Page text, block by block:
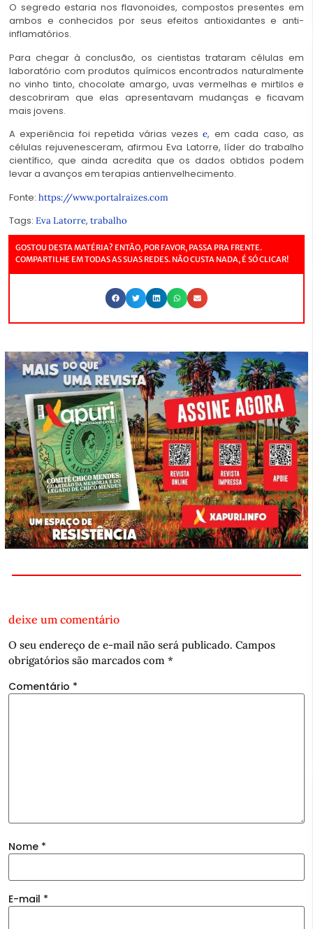
O segredo estaria nos flavonoides, compostos presentes em
ambos e conhecidos por seus efeitos antioxidantes e anti-
inflamatórios.
Para chegar à conclusão, os cientistas trataram células em
laboratório com produtos químicos encontrados naturalmente
no vinho tinto, chocolate amargo, uvas vermelhas e mirtilos e
descobriram que elas apresentavam mudanças e ficavam
mais jovens.
A experiência foi repetida várias vezese, em cada caso, as
células rejuvenesceram, afirmou Eva Latorre, líder do trabalho
científico, que ainda acredita que os dados obtidos podem
levar a avanços em terapias antienvelhecimento.
Fonte: https://www.portalraizes.com
Tags: Eva Latorre, trabalho
GOSTOU DESTA MATÉRIA? ENTÃO, POR FAVOR, PASSA PRA FRENTE.
COMPARTILHE EM TODAS AS SUAS REDES. NÃO CUSTA NADA, É SÓ CLICAR!
deixe um comentário
O seu endereço de e-mail não será publicado. Campos
obrigatórios são marcados com *
Comentário *
Nome *
E-mail *